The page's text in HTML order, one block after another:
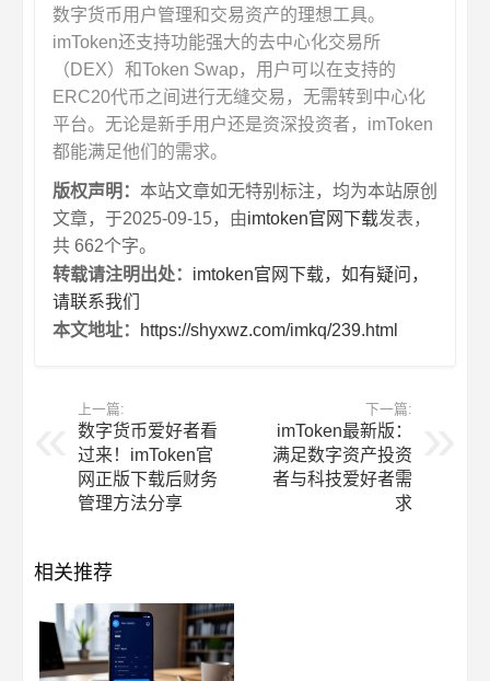
数字货币用户管理和交易资产的理想工具。
imToken还支持功能强大的去中心化交易所
（DEX）和Token Swap，用户可以在支持的
ERC20代币之间进行无缝交易，无需转到中心化
平台。无论是新手用户还是资深投资者，imToken
都能满足他们的需求。
版权声明： 本站文章如无特别标注，均为本站原创
文章，于2025-09-15，由imtoken官网下载发表，
共 662个字。
转载请注明出处： imtoken官网下载，如有疑问，
请联系我们
本文地址：
https://shyxwz.com/imkq/239.html
上一篇:
数字货币爱好者看
过来！imToken官
网正版下载后财务
管理方法分享
下一篇:
imToken最新版：
满足数字资产投资
者与科技爱好者需
求
相关推荐